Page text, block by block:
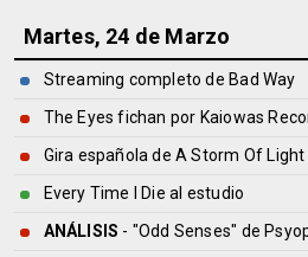
Martes, 24 de Marzo
Streaming completo de Bad Way
The Eyes fichan por Kaiowas
Gira española de A Storm Of Light
Every Time I Die al estudio
ANÁLISIS - "Odd Senses" de